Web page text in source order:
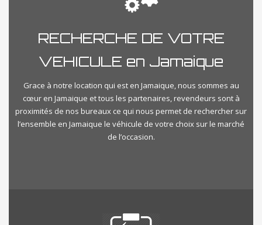
RECHERCHE DE VOTRE
VEHICULE en Jamaique
Grace à notre location qui est en Jamaique, nous sommes au
cœur en Jamaique et tous les partenaires, revendeurs sont à
proximités de nos bureaux ce qui nous permet de rechercher sur
l’ensemble en Jamaique le véhicule de votre choix sur le marché
de l’occasion.